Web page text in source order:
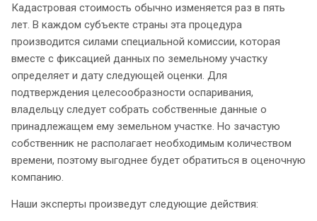
Кадастровая стоимость обычно изменяется раз в пять
лет. В каждом субъекте страны эта процедура
производится силами специальной комиссии, которая
вместе с фиксацией данных по земельному участку
определяет и дату следующей оценки. Для
подтверждения целесообразности оспаривания,
владельцу следует собрать собственные данные о
принадлежащем ему земельном участке. Но зачастую
собственник не располагает необходимым количеством
времени, поэтому выгоднее будет обратиться в оценочную
компанию.
Наши эксперты произведут следующие действия: